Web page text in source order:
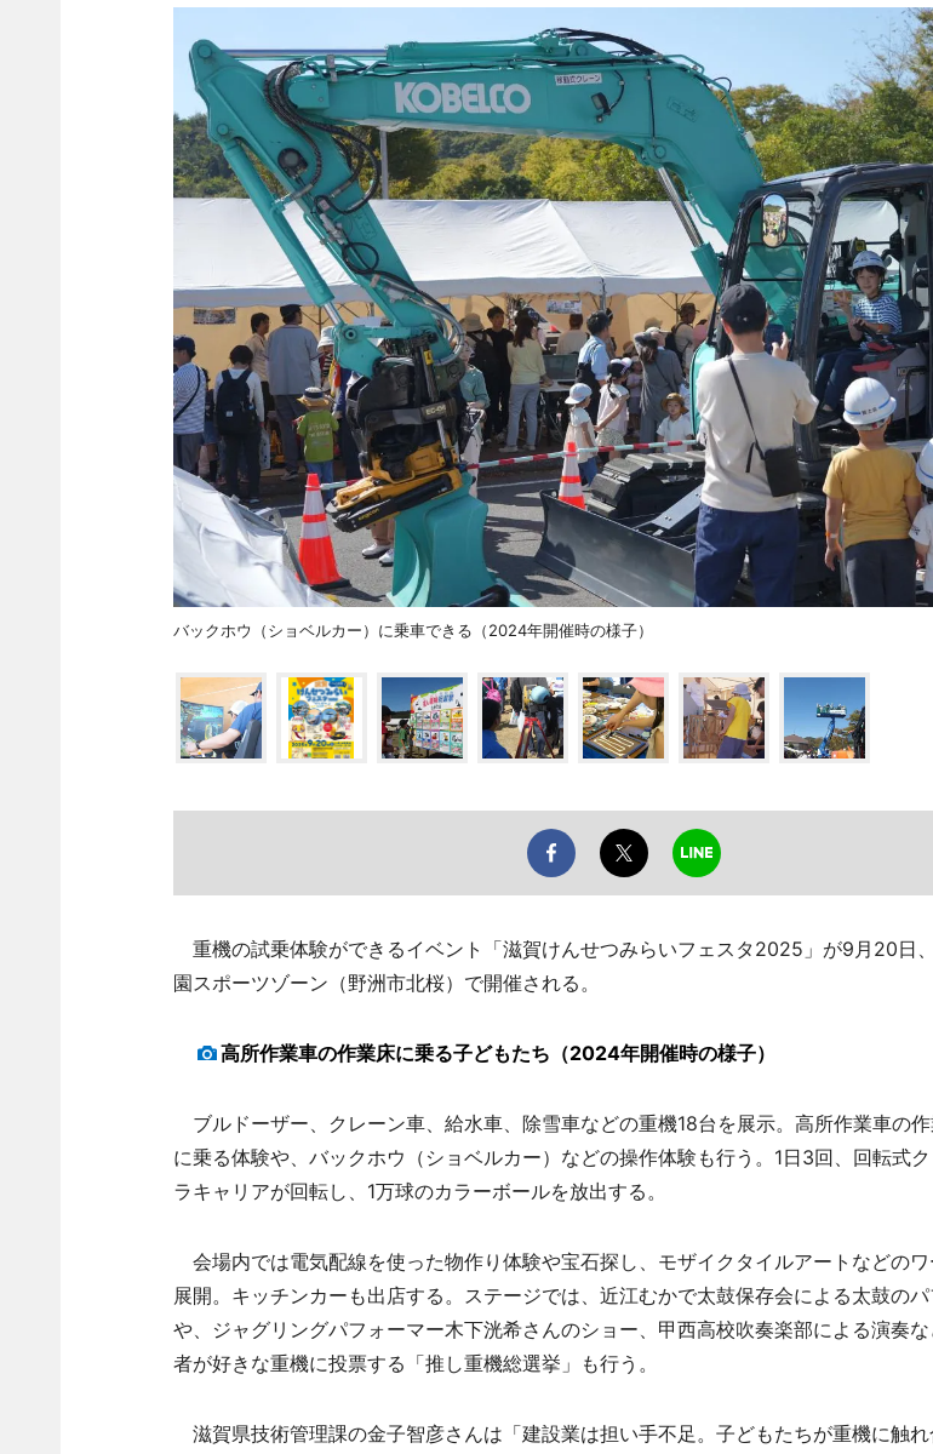
バックホウ（ショベルカー）に乗車できる（2024年開催時の様子）
重機の試乗体験ができるイベント「滋賀けんせつみらいフェスタ2025」が9月20日
園スポーツゾーン（野洲市北桜）で開催される。
高所作業車の作業床に乗る子どもたち（2024年開催時の様子）
ブルドーザー、クレーン車、給水車、除雪車などの重機18台を展示。高所作業車の
に乗る体験や、バックホウ（ショベルカー）などの操作体験も行う。1日3回、回転式
ラキャリアが回転し、1万球のカラーボールを放出する。
会場内では電気配線を使った物作り体験や宝石探し、モザイクタイルアートなどの
展開。キッチンカーも出店する。ステージでは、近江むかで太鼓保存会による太鼓の
や、ジャグリングパフォーマー木下洸希さんのショー、甲西高校吹奏楽部による演奏
者が好きな重機に投票する「推し重機総選挙」も行う。
滋賀県技術管理課の金子智彦さんは「建設業は担い手不足。子どもたちが重機に触